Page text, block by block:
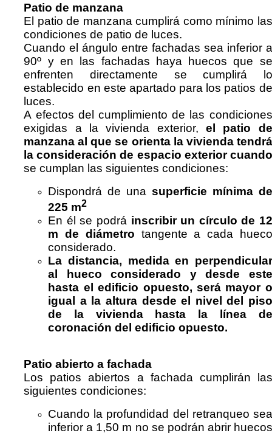
Patio de manzana
El patio de manzana cumplirá como mínimo las
condiciones de patio de luces.
Cuando el ángulo entre fachadas sea inferior a
90º y en las fachadas haya huecos que se
enfrenten directamente se cumplirá lo
establecido en este apartado para los patios de
luces.
A efectos del cumplimiento de las condiciones
exigidas a la vivienda exterior, el patio de
manzana alque se orienta la vivienda tendrá
la consideración de espacio exterior cuando
se cumplan las siguientes condiciones:
Dispondrá de una superficie mínima de
225 m2
En él se podrá inscribir un círculo de 12
m de diámetro tangente a cada hueco
considerado.
La distancia, medida en perpendicular
al hueco considerado y desde este
hasta el edificio opuesto, será mayor o
igual a la altura desde el nivel del piso
de la vivienda hasta la línea de
coronación del edificio opuesto.
Patio abierto a fachada
Los patios abiertos a fachada cumplirán las
siguientes condiciones:
Cuando la profundidad del retranqueo sea
inferior a 1,50 m no se podrán abrir huecos